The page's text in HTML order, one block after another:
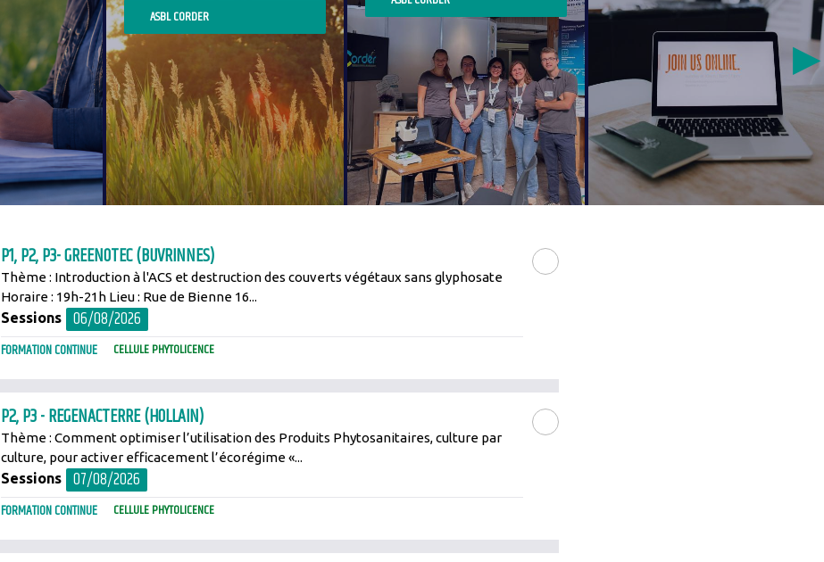
ASBL CORDER
LIRE LA SUITE
P1, P2, P3- GREENOTEC (BUVRINNES)
Thème : Introduction à l'ACS et destruction des couverts végétaux sans glyphosate
Horaire : 19h-21h Lieu : Rue de Bienne 16...
Sessions 06/08/2026
FORMATION CONTINUE CELLULE PHYTOLICENCE
LIRE LA SUITE
P2, P3 - REGENACTERRE (HOLLAIN)
Thème : Comment optimiser l’utilisation des Produits Phytosanitaires, culture par
culture, pour activer efficacement l’écorégime «...
Sessions 07/08/2026
FORMATION CONTINUE CELLULE PHYTOLICENCE